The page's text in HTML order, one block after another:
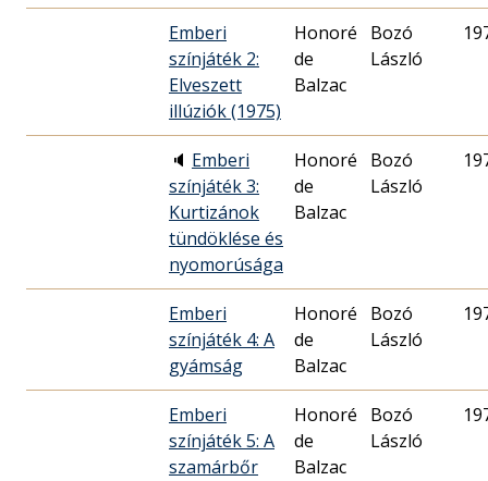
Emberi
színjáték 2:
Elveszett
illúziók (1975)
Honoré
de
Balzac
Bozó
László
🔈 Emberi
színjáték 3:
Kurtizánok
tündöklése és
nyomorúsága
Honoré
de
Balzac
Bozó
László
Emberi
színjáték 4: A
gyámság
Honoré
de
Balzac
Bozó
László
Emberi
színjáték 5: A
szamárbőr
Honoré
de
Balzac
Bozó
László